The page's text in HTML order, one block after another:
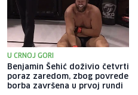
U CRNOJ GORI
Benjamin Šehić doživio četvrti
poraz zaredom, zbog povrede
borba završena u prvoj rundi